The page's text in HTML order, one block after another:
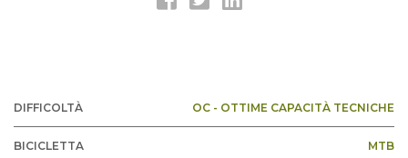
DIFFICOLTÀ OC - OTTIME CAPACITÀ TECNICHE
BICICLETTA MTB